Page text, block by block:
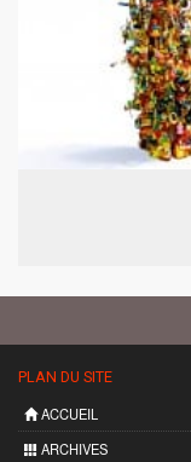
PLAN DU SITE
ACCUEIL
ARCHIVES